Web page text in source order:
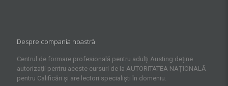
Despre compania noastră
Centrul de formare profesională pentru adulți Austing deține
autorizații pentru aceste cursuri de la AUTORITATEA NAȚIONALĂ
pentru Calificări și are lectori specialiști în domeniu.